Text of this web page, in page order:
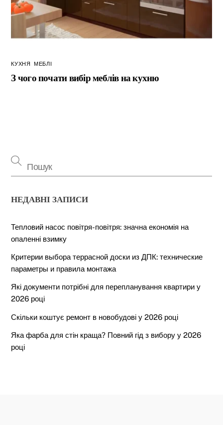
КУХНЯ ,МЕБЛІ
З чого почати вибір меблів на кухню
НЕДАВНІ ЗАПИСИ
Тепловий насос повітря-повітря: значна економія на
опаленні взимку
Критерии выбора террасной доски из ДПК: технические
параметры и правила монтажа
Які документи потрібні для перепланування квартири у
2026 році
Скільки коштує ремонт в новобудові у 2026 році
Яка фарба для стін краща? Повний гід з вибору у 2026
році